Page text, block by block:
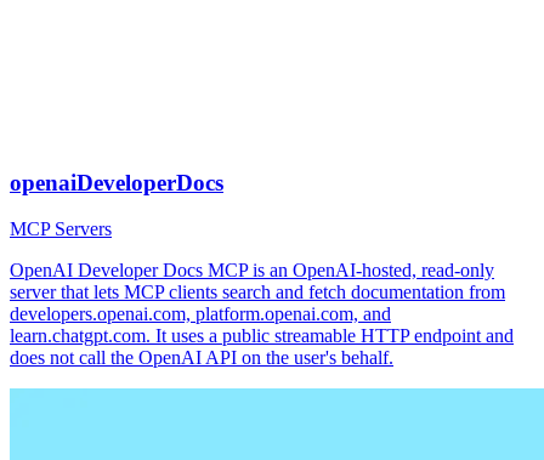
openaiDeveloperDocs
MCP Servers
OpenAI Developer Docs MCP is an OpenAI-hosted, read-only
server that lets MCP clients search and fetch documentation from
developers.openai.com, platform.openai.com, and
learn.chatgpt.com. It uses a public streamable HTTP endpoint and
does not call the OpenAI API on the user's behalf.